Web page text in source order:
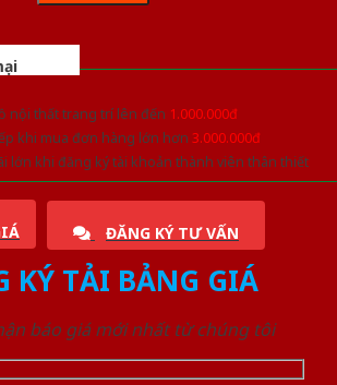
nội thất trang trí lên đến 1.000.000đ
khi mua đơn hàng lớn hơn 3.000.000đ
lớn khi đăng ký tài khoản thành viên thân thiết
ĐĂNG KÝ TƯ VẤN
KÝ TẢI BẢNG GIÁ
báo giá mới nhất từ chúng tôi